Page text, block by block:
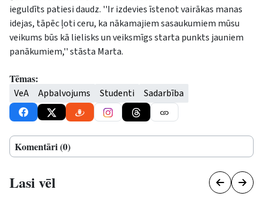
ieguldīts patiesi daudz. ''Ir izdevies īstenot vairākas manas
idejas, tāpēc ļoti ceru, ka nākamajiem sasaukumiem mūsu
veikums būs kā lielisks un veiksmīgs starta punkts jauniem
panākumiem,'' stāsta Marta.
Tēmas:
VeA Apbalvojums Studenti Sadarbība
Komentāri (0)
Lasi vēl